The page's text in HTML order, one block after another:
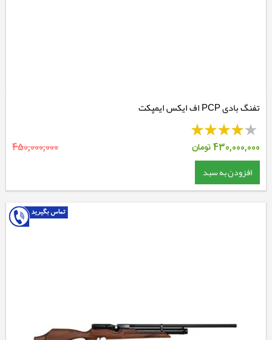
تفنگ بادی PCP اف ایکس ایمپکت
430,000,000تومان 450,000,000
افزودن به سبد